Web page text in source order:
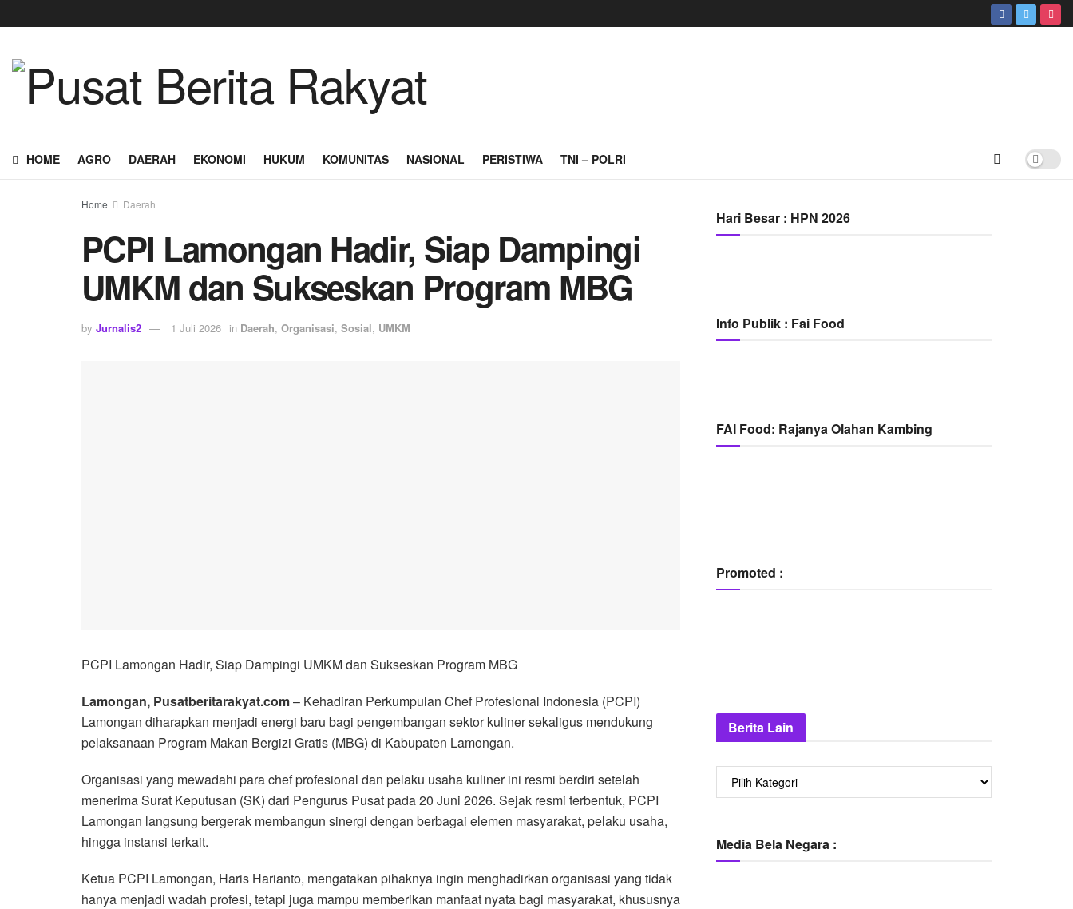
HOME AGRO DAERAH EKONOMI HUKUM KOMUNITAS NASIONAL PERISTIWA TNI – POLRI
Home Daerah
PCPI Lamongan Hadir, Siap Dampingi
UMKM dan Sukseskan Program MBG
by Jurnalis2 1 Juli 2026 in Daerah, Organisasi, Sosial, UMKM
PCPI Lamongan Hadir, Siap Dampingi UMKM dan Sukseskan Program MBG
Lamongan, Pusatberitarakyat.com– Kehadiran Perkumpulan Chef Profesional Indonesia (PCPI)
Lamongan diharapkan menjadi energi baru bagi pengembangan sektor kuliner sekaligus mendukung
pelaksanaan Program Makan Bergizi Gratis (MBG) di Kabupaten Lamongan.
Organisasi yang mewadahi para chef profesional dan pelaku usaha kuliner ini resmi berdiri setelah
menerima Surat Keputusan (SK) dari Pengurus Pusat pada 20 Juni 2026. Sejak resmi terbentuk, PCPI
Lamongan langsung bergerak membangun sinergi dengan berbagai elemen masyarakat, pelaku usaha,
hingga instansi terkait.
Ketua PCPI Lamongan, Haris Harianto, mengatakan pihaknya ingin menghadirkan organisasi yang tidak
hanya menjadi wadah profesi, tetapi juga mampu memberikan manfaat nyata bagi masyarakat, khususnya
Hari Besar : HPN 2026
Info Publik : Fai Food
FAI Food: Rajanya Olahan Kambing
Promoted :
Berita Lain
Berita
Media Bela Negara :